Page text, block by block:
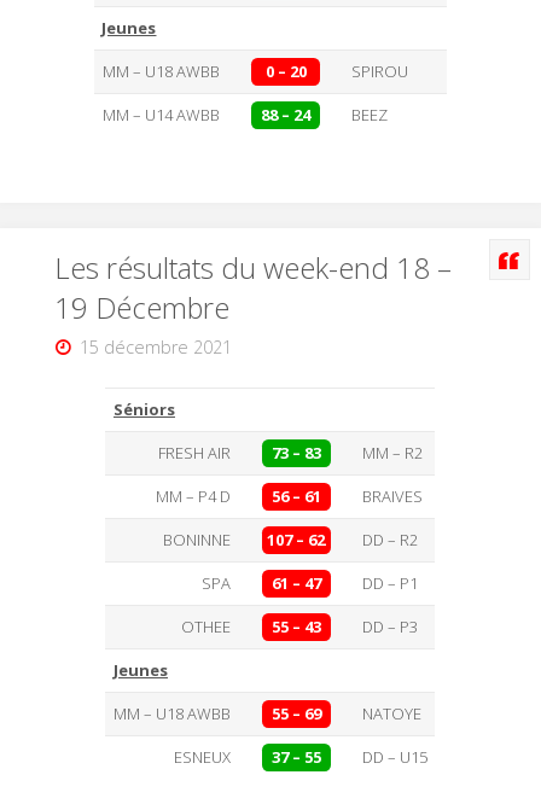
Jeunes
MM – U18 AWBB
0 – 20
SPIROU
MM – U14 AWBB
88 – 24 BEEZ
Les résultats du week-end 18 –
19 Décembre
15 décembre 2021
Séniors
FRESH AIR
73 – 83
MM – R2
MM – P4 D
56 – 61
BRAIVES
BONINNE
107 – 62
DD – R2
SPA
61 – 47
DD – P1
OTHEE
55 – 43
DD – P3
Jeunes
MM – U18 AWBB
55 – 69
NATOYE
ESNEUX
37 – 55 DD – U15